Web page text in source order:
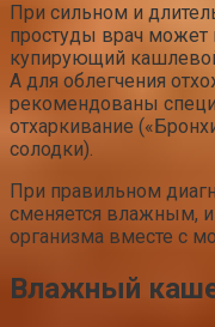
При сильном и
простуды врач может
купирующий
А для облегчения
рекомендованы
отхаркивание
солодки).
При правильном
сменяется влажным,
организма вместе с
Влажный